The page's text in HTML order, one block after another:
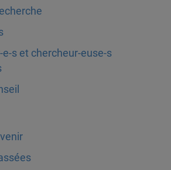
e-s et chercheur-euse-s